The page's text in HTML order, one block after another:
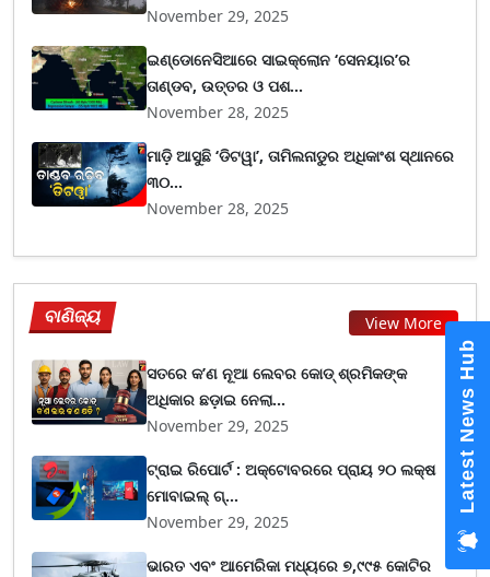
November 29, 2025
ଇଣ୍ଡୋନେସିଆରେ ସାଇକ୍ଲୋନ ‘ସେନୟାର’ର
ତାଣ୍ଡବ, ଉତ୍ତର ଓ ପଶ...
November 28, 2025
ମାଡ଼ି ଆସୁଛି ‘ଡିଟୱା’, ତାମିଲନାଡୁର ଅଧିକାଂଶ ସ୍ଥାନରେ
୩୦...
November 28, 2025
ବାଣିଜ୍ୟ View More
ସତରେ କ’ଣ ନୂଆ ଲେବର କୋଡ୍‌ ଶ୍ରମିକଙ୍କ
ଅଧିକାର ଛଡ଼ାଇ ନେଲା...
November 29, 2025
ଟ୍ରାଇ ରିପୋର୍ଟ : ଅକ୍ଟୋବରରେ ପ୍ରାୟ ୨୦ ଲକ୍ଷ
ମୋବାଇଲ୍ ଗ୍...
November 29, 2025
ଭାରତ ଏବଂ ଆମେରିକା ମଧ୍ୟରେ ୭,୯୯୫ କୋଟିର
ଓଡ଼ିଶାକୁ ଆସିବ ପୁଞ୍ଜି,
ଗସ୍ତରେ ଯିବେ